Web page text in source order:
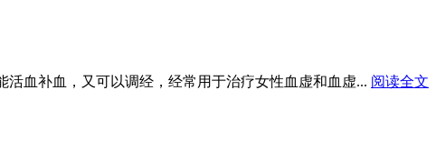
血补血，又可以调经，经常用于治疗女性血虚和血虚... 阅读全文